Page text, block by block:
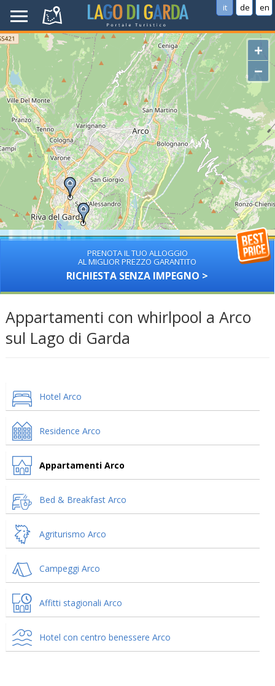
it de en
+
−
PRENOTA IL TUO ALLOGGIO
AL MIGLIOR PREZZO GARANTITO
RICHIESTA SENZA IMPEGNO >
Appartamenti con whirlpool a Arco
sul Lago di Garda
Hotel Arco
Residence Arco
Appartamenti Arco
Bed & Breakfast Arco
Agriturismo Arco
Campeggi Arco
Affitti stagionali Arco
Hotel con centro benessere Arco